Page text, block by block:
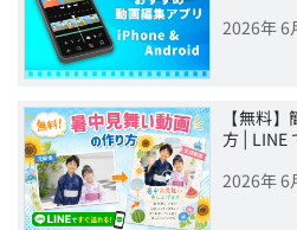
2026年 6
【無料
方 | LINE
2026年 6